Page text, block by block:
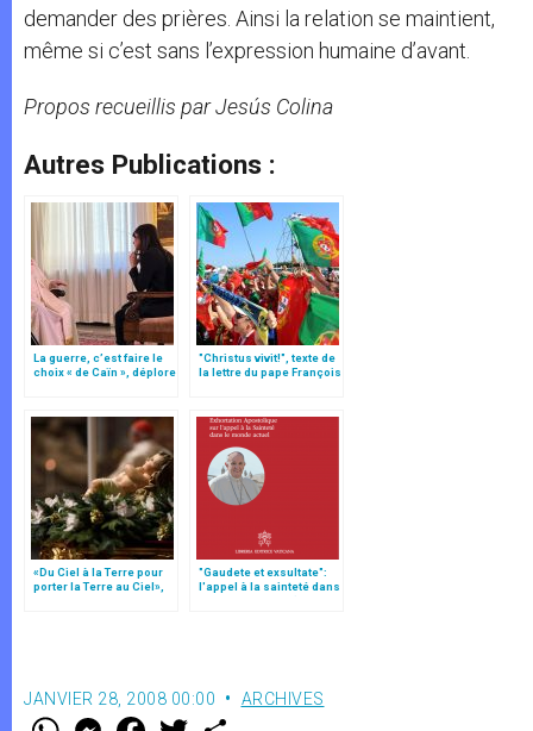
demander des prières. Ainsi la relation se maintient,
même si c’est sans l’expression humaine d’avant.
Propos recueillis par Jesús Colina
Autres Publications :
La guerre, c’est faire le
choix « de Caïn », déplore
"Christus vivit!", texte de
la lettre du pape François
«Du Ciel à la Terre pour
porter la Terre au Ciel»,
"Gaudete et exsultate":
l'appel à la sainteté dans
JANVIER 28, 2008 00:00 ARCHIVES
W M F